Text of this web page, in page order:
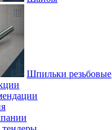
Шпильки резьбовые